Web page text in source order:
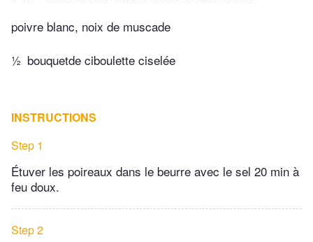
poivre blanc, noix de muscade
½ bouquetde ciboulette ciselée
INSTRUCTIONS
Step 1
Étuver les poireaux dans le beurre avec le sel 20 min à
feu doux.
Step 2